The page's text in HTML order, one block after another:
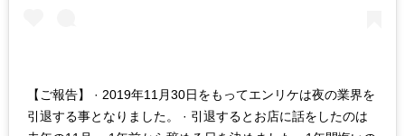
【ご報告】 · 2019年11月30日をもってエンリケは夜の業界を
引退する事となりました。 · 引退するとお店に話をしたのは